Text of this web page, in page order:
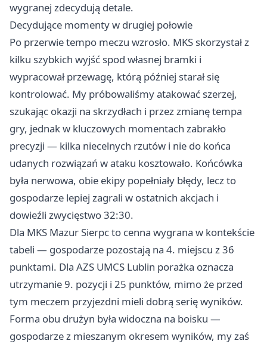
wygranej zdecydują detale.
Decydujące momenty w drugiej połowie
Po przerwie tempo meczu wzrosło. MKS skorzystał z
kilku szybkich wyjść spod własnej bramki i
wypracował przewagę, którą później starał się
kontrolować. My próbowaliśmy atakować szerzej,
szukając okazji na skrzydłach i przez zmianę tempa
gry, jednak w kluczowych momentach zabrakło
precyzji — kilka niecelnych rzutów i nie do końca
udanych rozwiązań w ataku kosztowało. Końcówka
była nerwowa, obie ekipy popełniały błędy, lecz to
gospodarze lepiej zagrali w ostatnich akcjach i
dowieźli zwycięstwo 32:30.
Dla MKS Mazur Sierpc to cenna wygrana w kontekście
tabeli — gospodarze pozostają na 4. miejscu z 36
punktami. Dla AZS UMCS Lublin porażka oznacza
utrzymanie 9. pozycji i 25 punktów, mimo że przed
tym meczem przyjezdni mieli dobrą serię wyników.
Forma obu drużyn była widoczna na boisku —
gospodarze z mieszanym okresem wyników, my zaś